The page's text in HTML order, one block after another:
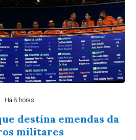
Há 8 horas
destina emendas da
militares